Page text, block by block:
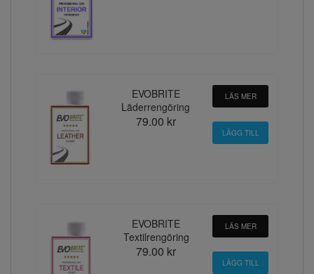
EVOBRITE
Läderrengöring
79.00 kr
LÄS MER
EVOBRITE
Textilrengöring
79.00 kr
LÄS MER